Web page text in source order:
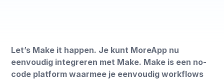
Let’s Make it happen. Je kunt MoreApp nu
eenvoudig integreren met Make. Make is een no-
code platform waarmee je eenvoudig workflows